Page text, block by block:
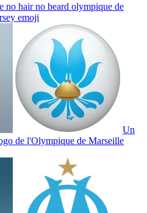
no hair no beard olympique de
emoji
Un
de l'Olympique de Marseille